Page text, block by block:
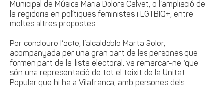
Municipal de Música Maria Dolors Calvet, o l’ampliació de
la regidoria en polítiques feministes i LGTBIQ+, entre
moltes altres propostes.
Per concloure l’acte, l’alcaldable Marta Soler,
acompanyada per una gran part de les persones que
formen part de la llista electoral, va remarcar-ne “que
són una representació de tot el teixit de la Unitat
Popular que hi ha a Vilafranca, amb persones dels